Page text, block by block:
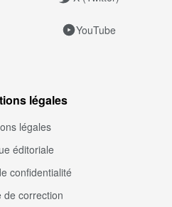
YouTube
légales
légales
éditoriale
confidentialité
de correction